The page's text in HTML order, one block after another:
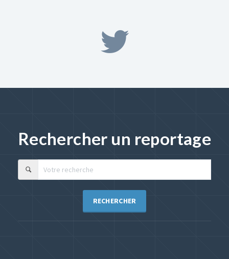
Rechercher un reportage
RECHERCHER